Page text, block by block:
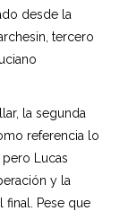
desde la
tercero
la segunda
referencia lo
Lucas
y la
Pese que